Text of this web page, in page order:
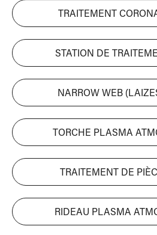
TRAITEMENT
STATION DE
NARROW WEB
TORCHE PLASMA
TRAITEMENT DE
RIDEAU PLASMA